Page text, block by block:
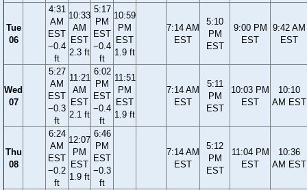
Tue
06
4:31
AM
EST
−0.4
ft
10:33
AM
EST
2.3 ft
5:17
PM
EST
−0.4
ft
10:59
PM
EST
1.9 ft
7:14 AM
EST
5:10
PM
EST
9:00 PM
EST
9:42 AM
EST
Wed
07
5:27
AM
EST
−0.3
ft
11:21
AM
EST
2.1 ft
6:02
PM
EST
−0.4
ft
11:51
PM
EST
1.9 ft
7:14 AM
EST
5:11
PM
EST
10:03 PM
EST
10:10
AM EST
Thu
08
6:24
AM
EST
−0.2
ft
12:07
PM
EST
1.9 ft
6:46
PM
EST
−0.3
ft
7:14 AM
EST
5:12
PM
EST
11:04 PM
EST
10:36
AM EST